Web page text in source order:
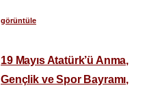
görüntüle
19 Mayıs Atatürk’ü Anma,
Gençlik ve Spor Bayramı,